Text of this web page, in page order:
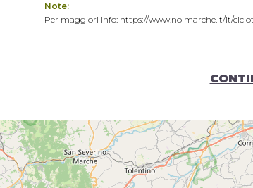
Note:
Per maggiori info: https://www.noimarche.it/it/